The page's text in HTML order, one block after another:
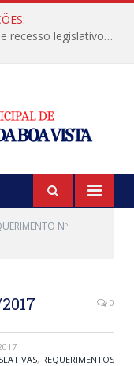
Câmara Municipal informa calendário de recesso legislativo de julho
Nº
0
, REQUERIMENTOS